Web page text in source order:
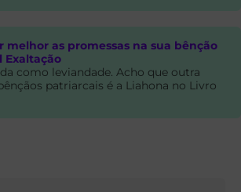
melhor as promessas na sua bênção
Exaltação
como leviandade. Acho que outra
patriarcais é a Liahona no Livro